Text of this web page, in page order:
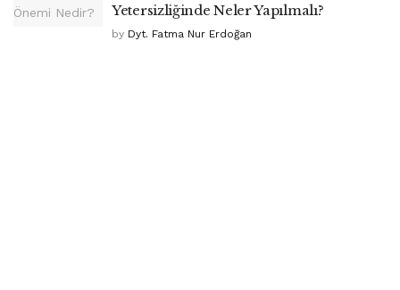
Yetersizliğinde Neler Yapılmalı?
by Dyt. Fatma Nur Erdoğan